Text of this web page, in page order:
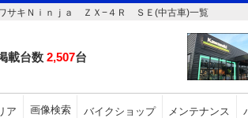
サキＮｉｎｊａ ＺＸ−４Ｒ ＳＥ(中古車)一覧
載台数 2,507台
ア 画像検索 バイクショップ メンテナンス